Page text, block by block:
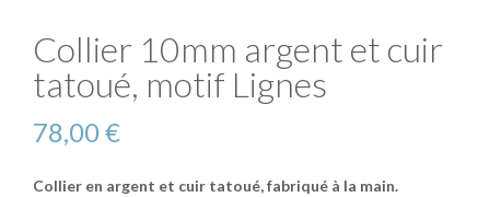
Collier 10mm argent et cuir
tatoué, motif Lignes
78,00€
Collier en argent et cuir tatoué, fabriqué à la main.